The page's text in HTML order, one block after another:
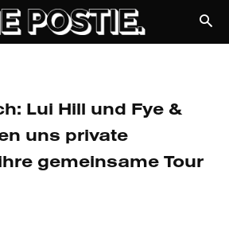
Lui Hill und Fye &
uns private
gemeinsame Tour